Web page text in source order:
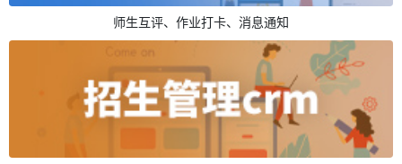
师生互评、作业打卡、消息通知